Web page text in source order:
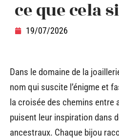
ce que cela
19/07/2026
Dans le domaine de la
nom qui suscite l’énigme et
la croisée des chemins entre
puisent leur inspiration dans
ancestraux. Chaque bijou